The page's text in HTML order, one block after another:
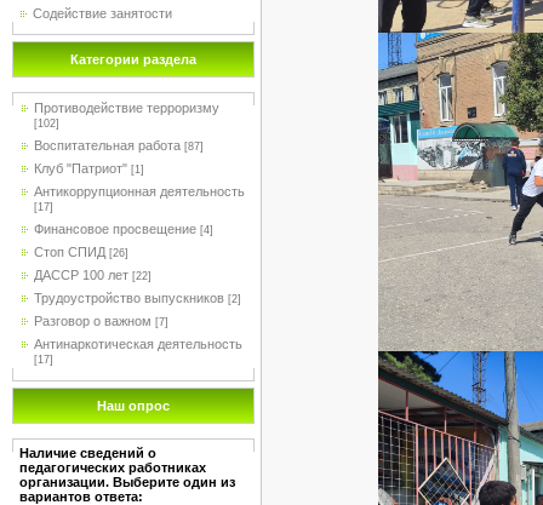
Содействие занятости
Категории раздела
Противодействие терроризму
[102]
Воспитательная работа [87]
Клуб "Патриот" [1]
Антикоррупционная деятельность
[17]
Финансовое просвещение [4]
Стоп СПИД [26]
ДАССР 100 лет [22]
Трудоустройство выпускников [2]
Разговор о важном [7]
Антинаркотическая деятельность
[17]
Наш опрос
Наличие сведений о
педагогических работниках
организации. Выберите один из
вариантов ответа: